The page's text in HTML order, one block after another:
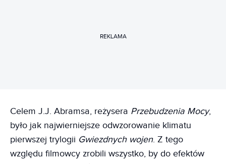
REKLAMA
Celem J.J. Abramsa, reżysera Przebudzenia Mocy,
było jak najwierniejsze odwzorowanie klimatu
pierwszej trylogii Gwiezdnych wojen. Z tego
względu filmowcy zrobili wszystko, by do efektów